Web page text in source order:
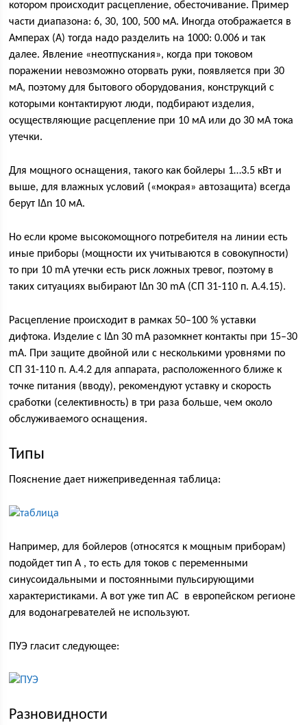
котором происходит расцепление, обесточивание. Пример
части диапазона: 6, 30, 100, 500 мА. Иногда отображается в
Амперах (А) тогда надо разделить на 1000: 0.006 и так
далее. Явление «неотпускания», когда при токовом
поражении невозможно оторвать руки, появляется при 30
мА, поэтому для бытового оборудования, конструкций с
которыми контактируют люди, подбирают изделия,
осуществляющие расцепление при 10 мА или до 30 мА тока
утечки.
Для мощного оснащения, такого как бойлеры 1…3.5 кВт и
выше, для влажных условий («мокрая» автозащита) всегда
берут I∆n 10 мА.
Но если кроме высокомощного потребителя на линии есть
иные приборы (мощности их учитываются в совокупности)
то при 10 mA утечки есть риск ложных тревог, поэтому в
таких ситуациях выбирают I∆n 30 mA (СП 31-110 п. А.4.15).
Расцепление происходит в рамках 50–100 % уставки
дифтока. Изделие с I∆n 30 mA разомкнет контакты при 15–30
mA. При защите двойной или с несколькими уровнями по
СП 31-110 п. А.4.2 для аппарата, расположенного ближе к
точке питания (вводу), рекомендуют уставку и скорость
сработки (селективность) в три раза больше, чем около
обслуживаемого оснащения.
Типы
Пояснение дает нижеприведенная таблица:
Например, для бойлеров (относятся к мощным приборам)
подойдет тип А , то есть для токов с переменными
синусоидальными и постоянными пульсирующими
характеристиками. А вот уже тип AC в европейском регионе
для водонагревателей не используют.
ПУЭ гласит следующее:
Разновидности